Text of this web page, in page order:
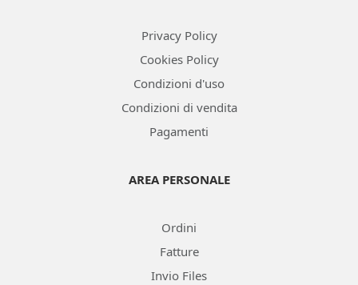
Privacy Policy
Cookies Policy
Condizioni d'uso
Condizioni di vendita
Pagamenti
AREA PERSONALE
Ordini
Fatture
Invio Files